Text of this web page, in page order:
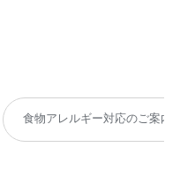
食物アレルギー対応のご案内